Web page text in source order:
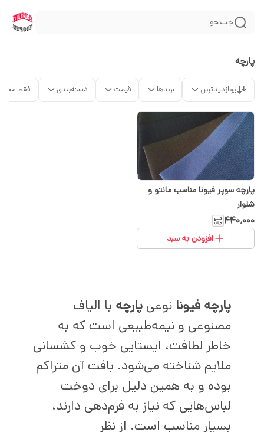
جستجو
پارچه
پربازدیدترین برندها قیمت دسته‌بندی فقط
پارچه سوپر فیونا مناسب مانتو و
شلوار
۴۴۰٬۰۰۰
افزودن به سبد
پارچه فیونا نوعی پارچه با الیاف
مصنوعی و نیمه‌طبیعی است که به
خاطر لطافت، ایستایی خوب و کشسانی
ملایم شناخته می‌شود. بافت آن متراکم
بوده و به همین دلیل برای دوخت
لباس‌هایی که نیاز به فرم‌دهی دارند،
بسیار مناسب است. از نظر